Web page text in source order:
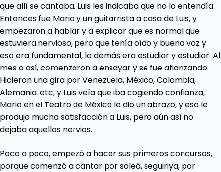
que allí se cantaba. Luis les indicaba que no lo entendía.
Entonces fue Mario y un guitarrista a casa de Luis, y
empezaron a hablar y a explicar que es normal que
estuviera nervioso, pero que tenía oído y buena voz y
eso era fundamental, lo demás era estudiar y estudiar. Al
mes o así, comenzaron a ensayar y se fue afianzando.
Hicieron una gira por Venezuela, México, Colombia,
Alemania, etc, y Luis veía que iba cogiendo confianza,
Mario en el Teatro de México le dio un abrazo, y eso le
produjo mucha satisfacción a Luis, pero aún así no
dejaba aquellos nervios.
Poco a poco, empezó a hacer sus primeros concursos,
porque comenzó a cantar por soleá, seguiriya, por